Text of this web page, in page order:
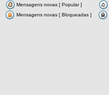
Mensagens novas [ Popular ]
Mensagens novas [ Bloqueadas ]